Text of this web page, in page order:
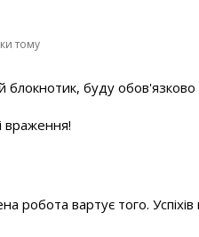
тому
блокнотик, буду
враження!
робота вартує того. Успіхів